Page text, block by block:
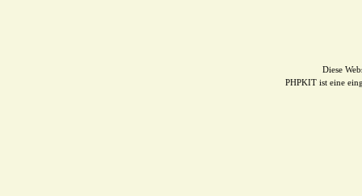
Diese
PHPKIT ist eine